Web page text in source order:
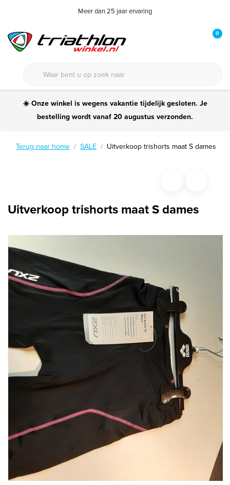
Meer dan 25 jaar ervaring
0
☀️ Onze winkel is wegens vakantie tijdelijk gesloten. Je
bestelling wordt vanaf 20 augustus verzonden.
Terug naar home SALE Uitverkoop trishorts maat S dames
Uitverkoop trishorts maat S dames